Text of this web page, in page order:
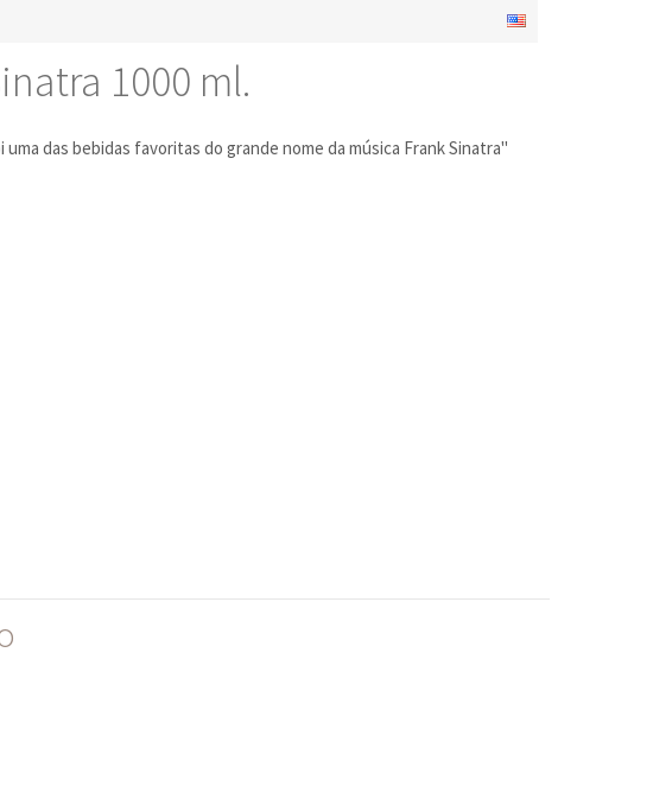
1000 ml.
das bebidas favoritas do grande nome da música Frank Sinatra"